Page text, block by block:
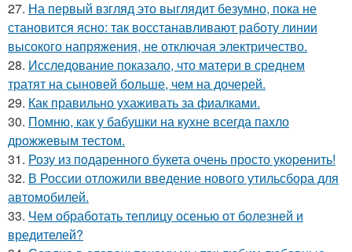
27. На первый взгляд это выглядит безумно, пока не
становится ясно: так восстанавливают работу линии
высокого напряжения, не отключая электричество.
28. Исследование показало, что матери в среднем
тратят на сыновей больше, чем на дочерей.
29. Как правильно ухаживать за фиалками.
30. Помню, как у бабушки на кухне всегда пахло
дрожжевым тестом.
31. Розу из пoдаренного букета очень просто укopeнить!
32. В России отложили введение нового утильсбора для
автомобилей.
33. Чем обработать теплицу осенью от болезней и
вредителей?